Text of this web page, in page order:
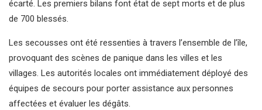
écarté. Les premiers bilans font état de sept morts et de plus
de 700 blessés.
Les secousses ont été ressenties à travers l’ensemble de l’île,
provoquant des scènes de panique dans les villes et les
villages. Les autorités locales ont immédiatement déployé des
équipes de secours pour porter assistance aux personnes
affectées et évaluer les dégâts.